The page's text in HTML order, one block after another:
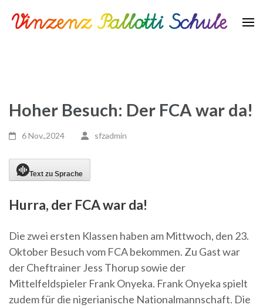
Inhalt
Hoher Besuch: Der FCA war da!
6 Nov.,2024 sfzadmin
Text zu Sprache
Hurra, der FCA war da!
Die zwei ersten Klassen haben am Mittwoch, den 23.
Oktober Besuch vom FCA bekommen. Zu Gast war
der Cheftrainer Jess Thorup sowie der
Mittelfeldspieler Frank Onyeka. Frank Onyeka spielt
zudem für die nigerianische Nationalmannschaft. Die